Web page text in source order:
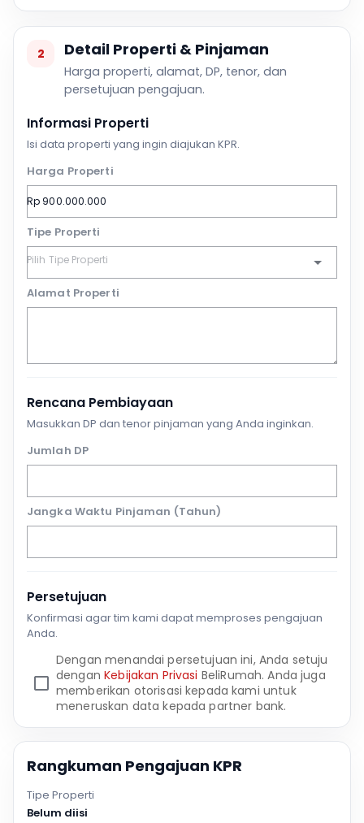
2 Detail Properti & Pinjaman
Harga properti, alamat, DP, tenor, dan
persetujuan pengajuan.
Informasi Properti
Isi data properti yang ingin diajukan KPR.
Harga Properti
Tipe Properti
Alamat Properti
Rencana Pembiayaan
Masukkan DP dan tenor pinjaman yang Anda inginkan.
Jumlah DP
Jangka Waktu Pinjaman (Tahun)
Persetujuan
Konfirmasi agar tim kami dapat memproses pengajuan
Anda.
Dengan menandai persetujuan ini, Anda setuju
denganKebijakan Privasi BeliRumah. Anda juga
memberikan otorisasi kepada kami untuk
meneruskan data kepada partner bank.
Rangkuman Pengajuan KPR
Tipe Properti
Belum diisi